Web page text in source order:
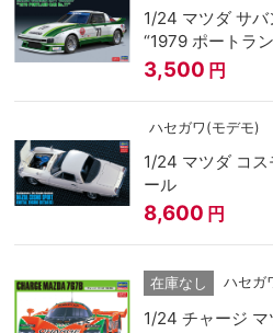
1/24 マツダ サバ
“1979 ポートラ
3,500 円
ハセガワ(モデモ)
1/24 マツダ コ
ール
8,600 円
在庫なし ハセガ
1/24 チャージ